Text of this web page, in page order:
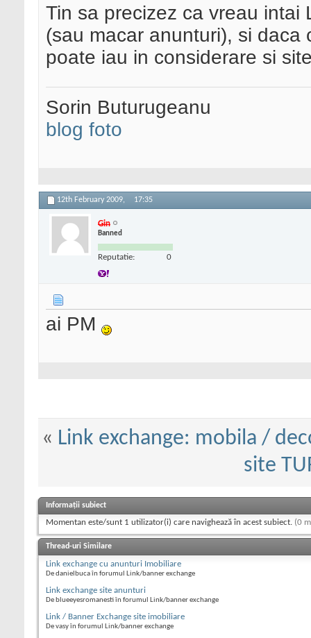
Tin sa precizez ca vreau intai
(sau macar anunturi), si
poate iau in considerare si
Sorin Buturugeanu
blog foto
12th February 2009, 17:35
Gin
Banned
Reputatie: 0
ai PM
« Link exchange: mobila /
site
Informații subiect
Momentan este/sunt 1 utilizator(i) care navighează în acest subiect. (0
Thread-uri Similare
Link exchange cu anunturi Imobiliare
De danielbuca în forumul Link/banner exchange
Link exchange site anunturi
De blueeyesromanesti în forumul Link/banner exchange
Link / Banner Exchange site imobiliare
De vasy în forumul Link/banner exchange